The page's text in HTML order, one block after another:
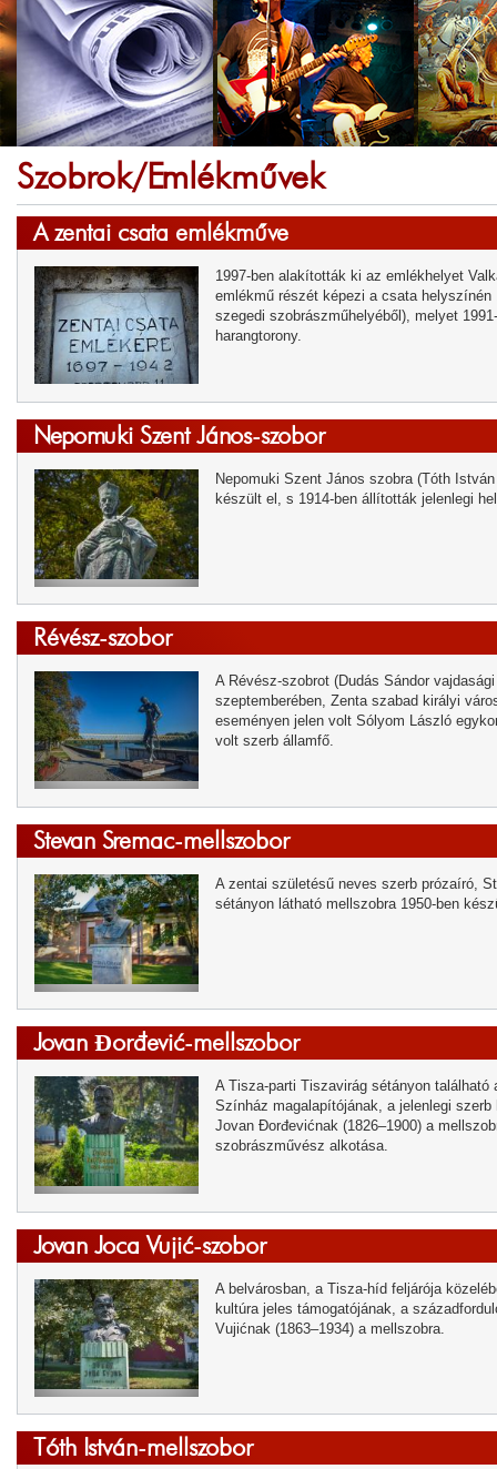
Szobrok/Emlékművek
A zentai csata emlékműve
1997-ben alakították ki az emlékhelyet
emlékmű részét képezi a csata
szegedi szobrászműhelyéből), melyet
harangtorony.
Nepomuki Szent János-szobor
Nepomuki Szent János szobra (Tóth
készült el, s 1914-ben állították jelenlegi
Révész-szobor
A Révész-szobrot (Dudás Sándor
szeptemberében, Zenta szabad királyi
eseményen jelen volt Sólyom László
volt szerb államfő.
Stevan Sremac-mellszobor
A zentai születésű neves szerb prózaíró,
sétányon látható mellszobra 1950-ben
Jovan Đorđević-mellszobor
A Tisza-parti Tiszavirág sétányon
Színház magalapítójának, a jelenlegi
Jovan Đorđevićnak (1826–1900) a
szobrászművész alkotása.
Jovan Joca Vujić-szobor
A belvárosban, a Tisza-híd feljárója
kultúra jeles támogatójának, a
Vujićnak (1863–1934) a mellszobra.
Tóth István-mellszobor